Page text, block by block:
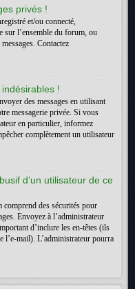
privés !
et/ou connecté,
sur l’ensemble du forum, ou
Contactez
!
des messages en utilisant
messagerie privée. Si vous
en particulier, informez
complètement un utilisateur
d’un utilisateur de ce
des sécurités pour
Envoyez à l’administrateur
d’inclure les en-têtes (ils
l’e-mail). L’administrateur pourra